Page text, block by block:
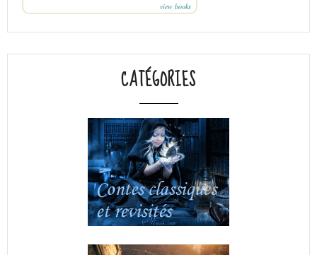
view books
CATÉGORIES